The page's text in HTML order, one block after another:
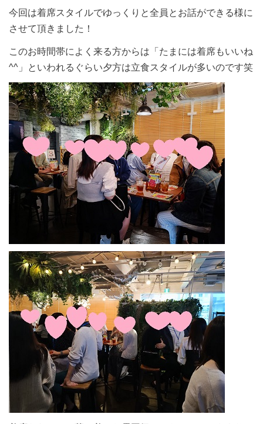
今回は着席スタイルでゆっくりと全員とお話ができる様に
させて頂きました！
このお時間帯によく来る方からは「たまには着席もいいね
^^」といわれるぐらい夕方は立食スタイルが多いのです笑